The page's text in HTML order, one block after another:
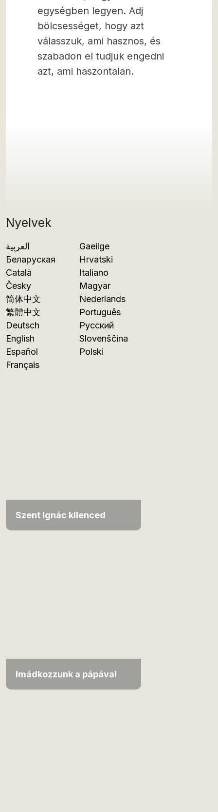
Nyelvek
العربية
Беларуская
Català
Česky
简体中文
繁體中文
Deutsch
English
Español
Français
Gaeilge
Hrvatski
Italiano
Magyar
Nederlands
Português
Русский
Slovenščina
Polski
Szent Ignác kilenced
Imádkozzunk a pápával
egységben legyen. Adj
bölcsességet, hogy azt
válasszuk, ami hasznos, és
szabadon el tudjuk engedni
azt, ami haszontalan.